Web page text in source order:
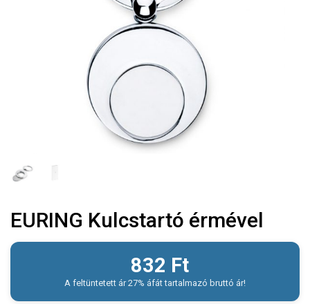
EURING Kulcstartó érmével
832 Ft
A feltüntetett ár 27% áfát tartalmazó bruttó ár!